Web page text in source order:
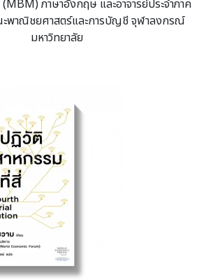
ภาษาอังกฤษ และอาจารย์ประจำภาค
ะพาณิชยศาสตร์และการบัญชี จุฬาลงกรณ์
มหาวิทยาลัย